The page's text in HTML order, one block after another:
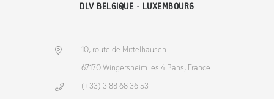
DLV BELGIQUE - LUXEMBOURG
10, route de Mittelhausen
67170 Wingersheim les 4 Bans, France
(+33) 3 88 68 36 53